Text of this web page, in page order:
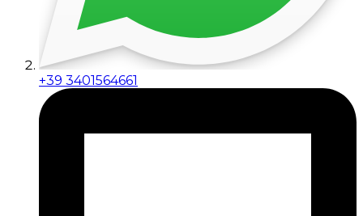
+39 3401564661